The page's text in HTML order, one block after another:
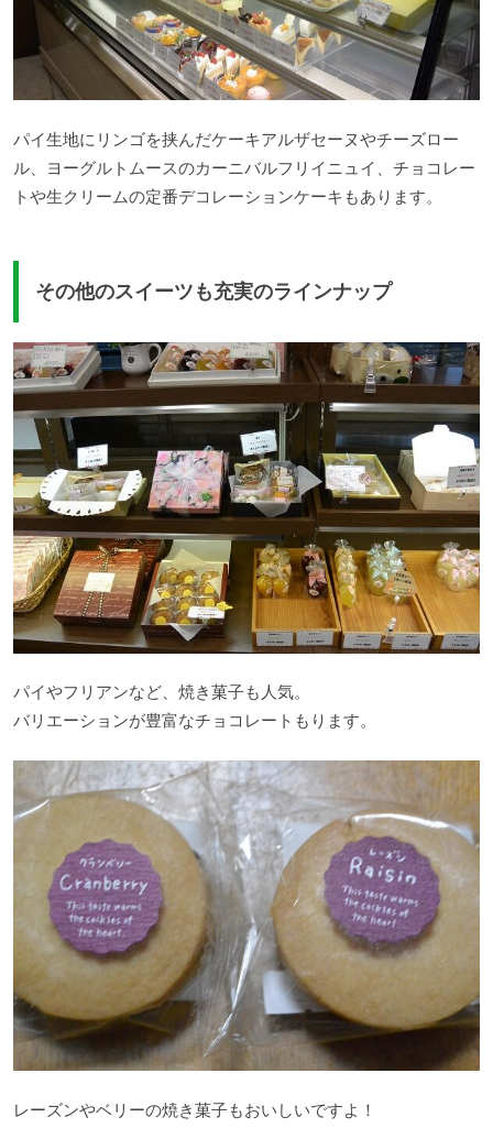
パイ生地にリンゴを挟んだケーキアルザセーヌやチーズロー
ル、ヨーグルトムースのカーニバルフリイニュイ、チョコレー
トや生クリームの定番デコレーションケーキもあります。
その他のスイーツも充実のラインナップ
パイやフリアンなど、焼き菓子も人気。
バリエーションが豊富なチョコレートもります。
レーズンやベリーの焼き菓子もおいしいですよ！